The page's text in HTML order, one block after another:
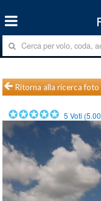
Ritorna alla ricerca foto
5 Voti (5.00